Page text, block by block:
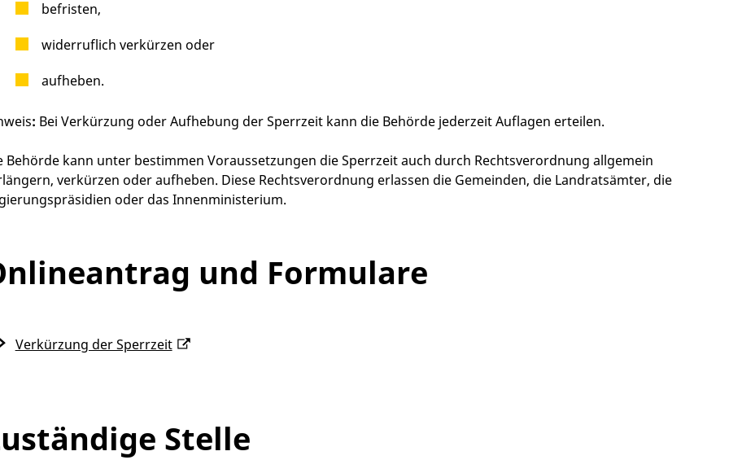
befristen,
widerruflich verkürzen oder
aufheben.
: Bei Verkürzung oder Aufhebung der Sperrzeit kann die Behörde jederzeit Auflagen erteilen.
Behörde kann unter bestimmen Voraussetzungen die Sperrzeit auch durch Rechtsverordnung allgemein
verkürzen oder aufheben. Diese Rechtsverordnung erlassen die Gemeinden, die Landratsämter, die
oder das Innenministerium.
und Formulare
Verkürzung der Sperrzeit
Stelle